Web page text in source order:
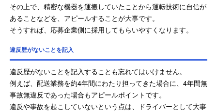
その上で、精密な機器を運搬していたことから運転技術に自信が
あることなどを、アピールすることが大事です。
そうすれば、応募企業側に採用してもらいやすくなります。
違反歴がないことを記入
違反歴がないことを記入することも忘れてはいけません。
例えば、配送業務を約4年間にわたり担ってきた場合に、4年間無
事故無違反であった場合もアピールポイントです。
違反や事故を起こしていないという点は、ドライバーとして大事